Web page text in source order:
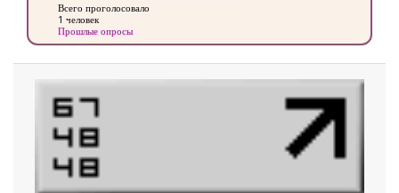
Всего проголосовало
1 человек
Прошлые опросы